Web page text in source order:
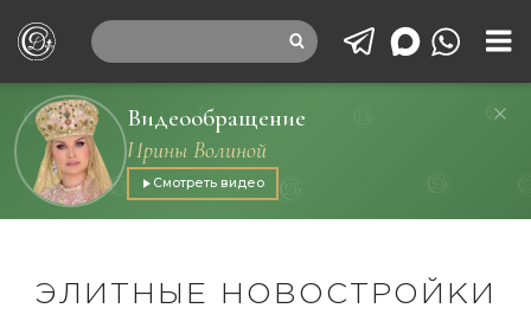
Видеообращение
Ирины Волиной
Смотреть видео
ЭЛИТНЫЕ НОВОСТРОЙКИ